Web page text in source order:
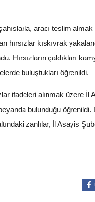
aracı teslim
kıskıvrak
Hırsızların çaldıkları
buluştukları öğrenildi.
ifadeleri alınmak üzere
bulunduğu
zanlılar, İl Asayis